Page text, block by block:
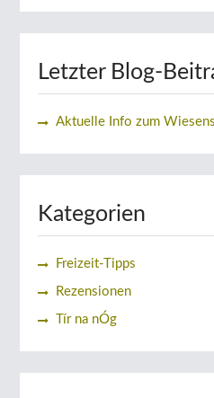
Letzter Blog-
Aktuelle Info zum
Kategorien
Freizeit-Tipps
Rezensionen
Tír na nÓg